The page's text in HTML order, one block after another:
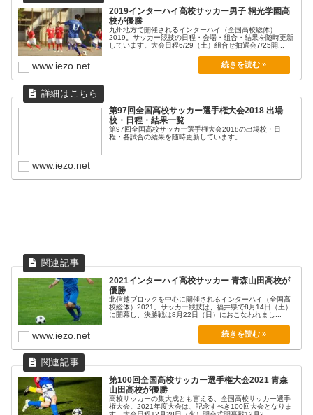
千葉
4
福井
佐賀東
佐賀
1
ルーテル学院
熊本
0
明桜
秋田
3
北海道
0
那覇西
沖縄
4 1
岐阜
3
奈良
宮城
3
東京A
宮崎日大
宮崎
0
大社
島根
1PK3
市立船橋
千葉
1
福井
4
那覇西
沖縄
0 1
岐阜
2
兵庫
山梨
2PK3
帝京長岡
新潟
2PK1
青森山田
5
決勝
1月11日（月）
2019インターハイ高校サッカー男子 桐光学園高
校が優勝
九州地方で開催されるインターハイ（全国高校総体）
2019。サッカー競技の日程・会場・組合・結果を随時更新
しています。大会日程6/29（土）組合せ抽選会7/25開...
www.iezo.net
第97回全国高校サッカー選手権大会2018 出場
校・日程・結果一覧
第97回全国高校サッカー選手権大会2018の出場校・日
程・各試合の結果を随時更新しています。
www.iezo.net
2021インターハイ高校サッカー 青森山田高校が
優勝
北信越ブロックを中心に開催されるインターハイ（全国高
校総体）2021。サッカー競技は、福井県で8月14日（土）
に開幕し、決勝戦は8月22日（日）におこなわれまし...
www.iezo.net
第100回全国高校サッカー選手権大会2021 青森
山田高校が優勝
高校サッカーの集大成とも言える、全国高校サッカー選手
権大会。2021年度大会は、記念すべき100回大会となりま